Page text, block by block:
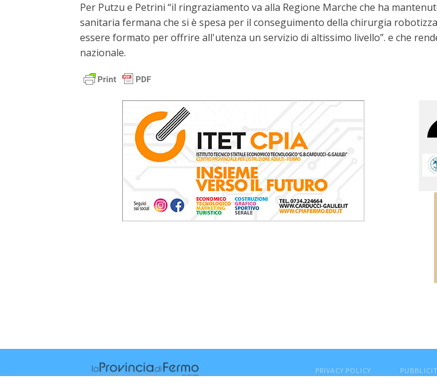
Per Putzu e Petrini “il ringraziamento va alla Regione Marche che ha
sanitaria fermana che si è spesa per il conseguimento della chirurgia
essere formato per offrire all'utenza un servizio di altissimo livello”. e che
nazionale.
PRIVACY POLICY